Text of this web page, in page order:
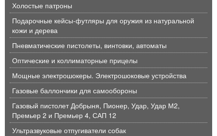
Холостые патроны
Подарочные кейсы-футляры для оружия из натуральной
кожи и дерева
Пневматические пистолеты, винтовки, автоматы
Оптические и коллиматорные прицелы
Мощные электрошокеры. Электрошоковые устройства
Газовые баллончики для самообороны
Газовый пистолет Добрыня, Пионер, Удар, Удар М2,
Премьер 2 и Премьер 4, САП 12
Ультразвуковые отпугиватели собак